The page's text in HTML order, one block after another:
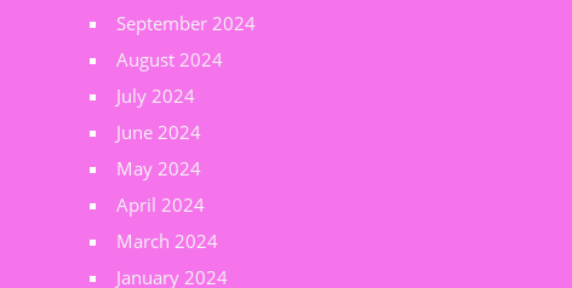
September 2024
August 2024
July 2024
June 2024
May 2024
April 2024
March 2024
January 2024